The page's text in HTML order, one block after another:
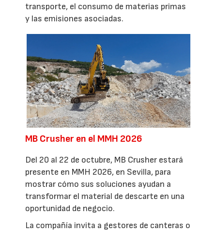
transporte, el consumo de materias primas
y las emisiones asociadas.
MB Crusher en el MMH 2026
Del 20 al 22 de octubre, MB Crusher estará
presente en MMH 2026, en Sevilla, para
mostrar cómo sus soluciones ayudan a
transformar el material de descarte en una
oportunidad de negocio.
La compañía invita a gestores de canteras o